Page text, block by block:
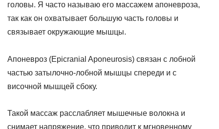
головы. Я часто называю его массажем апоневроза,
так как он охватывает большую часть головы и
связывает окружающие мышцы.
Апоневроз (Epicranial Aponeurosis) связан с лобной
частью затылочно-лобной мышцы спереди и с
височной мышцей сбоку.
Такой массаж расслабляет мышечные волокна и
снимает напряжение, что приводит к мгновенному